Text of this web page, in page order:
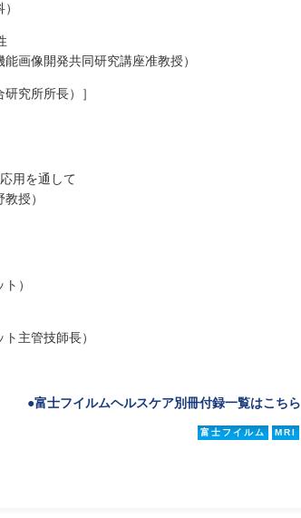
画像開発共同研究講座准教授）
究所所長）］
用を通して
授）
）
主管技師長）
●富士フイルムヘルスケア別冊付録一覧はこちら
富士フイルム MRI